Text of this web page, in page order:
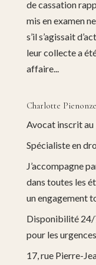
de cassation
mis en examen
s’il s’agissait
leur collecte a
affaire...
Charlotte
Avocat inscrit au
Spécialiste en
J’accompagne
dans toutes les
un engagement
Disponibilité
pour les
17, rue Pierre-